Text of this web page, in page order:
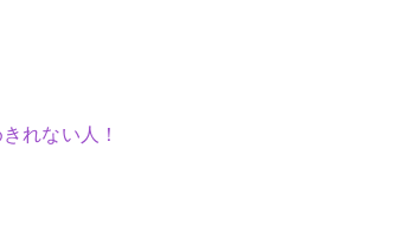
れない人！